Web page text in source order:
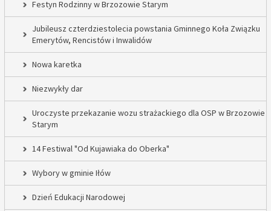
Festyn Rodzinny w Brzozowie Starym
Jubileusz czterdziestolecia powstania Gminnego Koła Związku
Emerytów, Rencistów i Inwalidów
Nowa karetka
Niezwykły dar
Uroczyste przekazanie wozu strażackiego dla OSP w Brzozowie
Starym
14 Festiwal "Od Kujawiaka do Oberka"
Wybory w gminie Iłów
Dzień Edukacji Narodowej